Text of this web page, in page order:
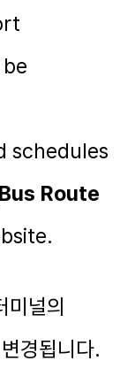
schedules
Route
미널의
경됩니다.